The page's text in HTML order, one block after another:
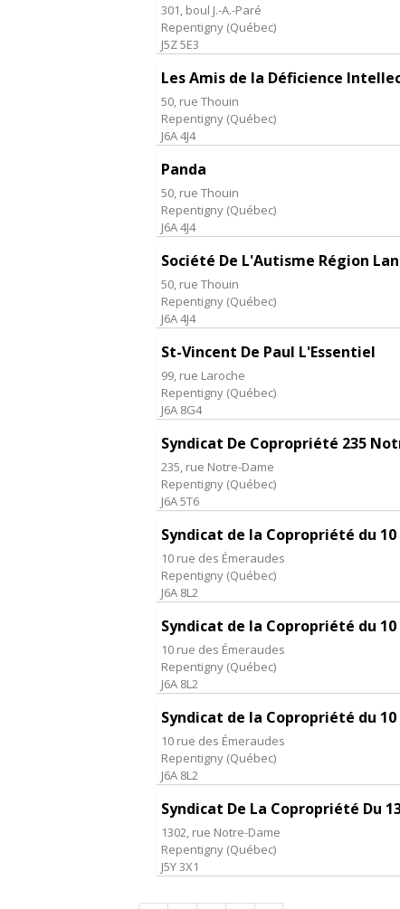
301, boul J.-A.-Paré
Repentigny (Québec)
J5Z 5E3
Les Amis de la Déficience
50, rue Thouin
Repentigny (Québec)
J6A 4J4
Panda
50, rue Thouin
Repentigny (Québec)
J6A 4J4
Société De L'Autisme Région
50, rue Thouin
Repentigny (Québec)
J6A 4J4
St-Vincent De Paul L'Essentiel
99, rue Laroche
Repentigny (Québec)
J6A 8G4
Syndicat De Copropriété 235
235, rue Notre-Dame
Repentigny (Québec)
J6A 5T6
Syndicat de la Copropriété du
10 rue des Émeraudes
Repentigny (Québec)
J6A 8L2
Syndicat de la Copropriété du
10 rue des Émeraudes
Repentigny (Québec)
J6A 8L2
Syndicat de la Copropriété du
10 rue des Émeraudes
Repentigny (Québec)
J6A 8L2
Syndicat De La Copropriété Du
1302, rue Notre-Dame
Repentigny (Québec)
J5Y 3X1